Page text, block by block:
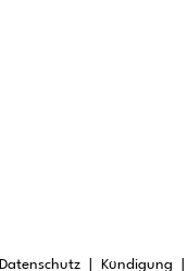
Datenschutz Kündigung